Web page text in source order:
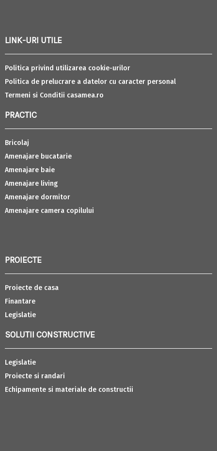
LINK-URI UTILE
Politica privind utilizarea cookie-urilor
Politica de prelucrare a datelor cu caracter personal
Termeni si Conditii casamea.ro
PRACTIC
Bricolaj
Amenajare bucatarie
Amenajare baie
Amenajare living
Amenajare dormitor
Amenajare camera copilului
PROIECTE
Proiecte de casa
Finantare
Legislatie
SOLUTII CONSTRUCTIVE
Legislatie
Proiecte si randari
Echipamente si materiale de constructii